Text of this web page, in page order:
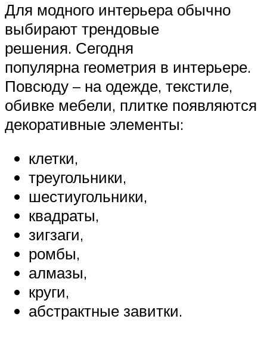
Для модного интерьера обычно
выбирают трендовые
решения. Сегодня
популярна геометрия в интерьере.
Повсюду – на одежде, текстиле,
обивке мебели, плитке появляются
декоративные элементы:
клетки,
треугольники,
шестиугольники,
квадраты,
зигзаги,
ромбы,
алмазы,
круги,
абстрактные завитки.